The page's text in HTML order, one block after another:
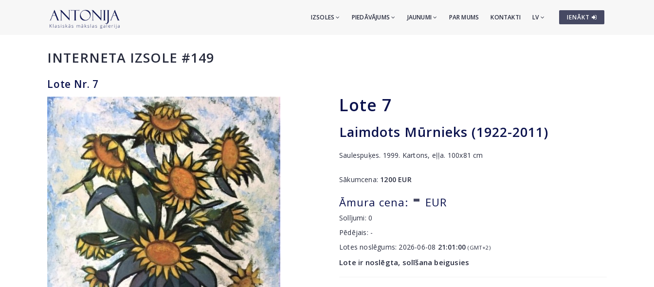
IENĀKT
IZSOLES PIEDĀVĀJUMS JAUNUMI PAR MUMS KONTAKTI LV
INTERNETA IZSOLE #149
Lote Nr. 7
Lote 7
Laimdots Mūrnieks (1922-2011)
Saulespuķes. 1999. Kartons, eļļa. 100x81 cm
Sākumcena: 1200 EUR
Āmura cena: - EUR
Solījumi:0
Pēdējais: -
Lotes noslēgums: 2026-06-08 21:01:00 (GMT+2)
Lote ir noslēgta, solīšana beigusies